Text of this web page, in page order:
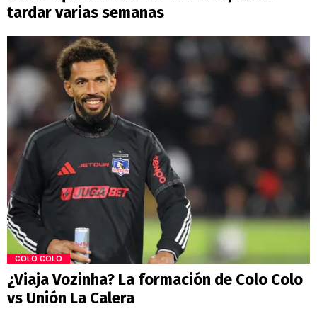
tardar varias semanas
COLO COLO
¿Viaja Vozinha? La formación de Colo Colo
vs Unión La Calera